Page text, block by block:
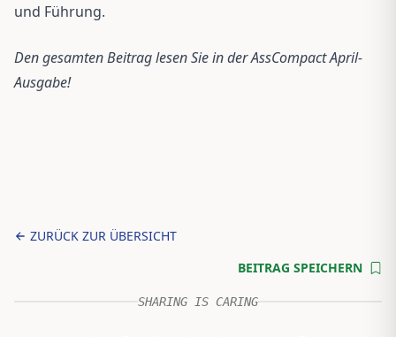
und Führung.
Den gesamten Beitrag lesen Sie in der AssCompact April-
Ausgabe!
ZURÜCK ZUR ÜBERSICHT
BEITRAG SPEICHERN
SHARING IS CARING